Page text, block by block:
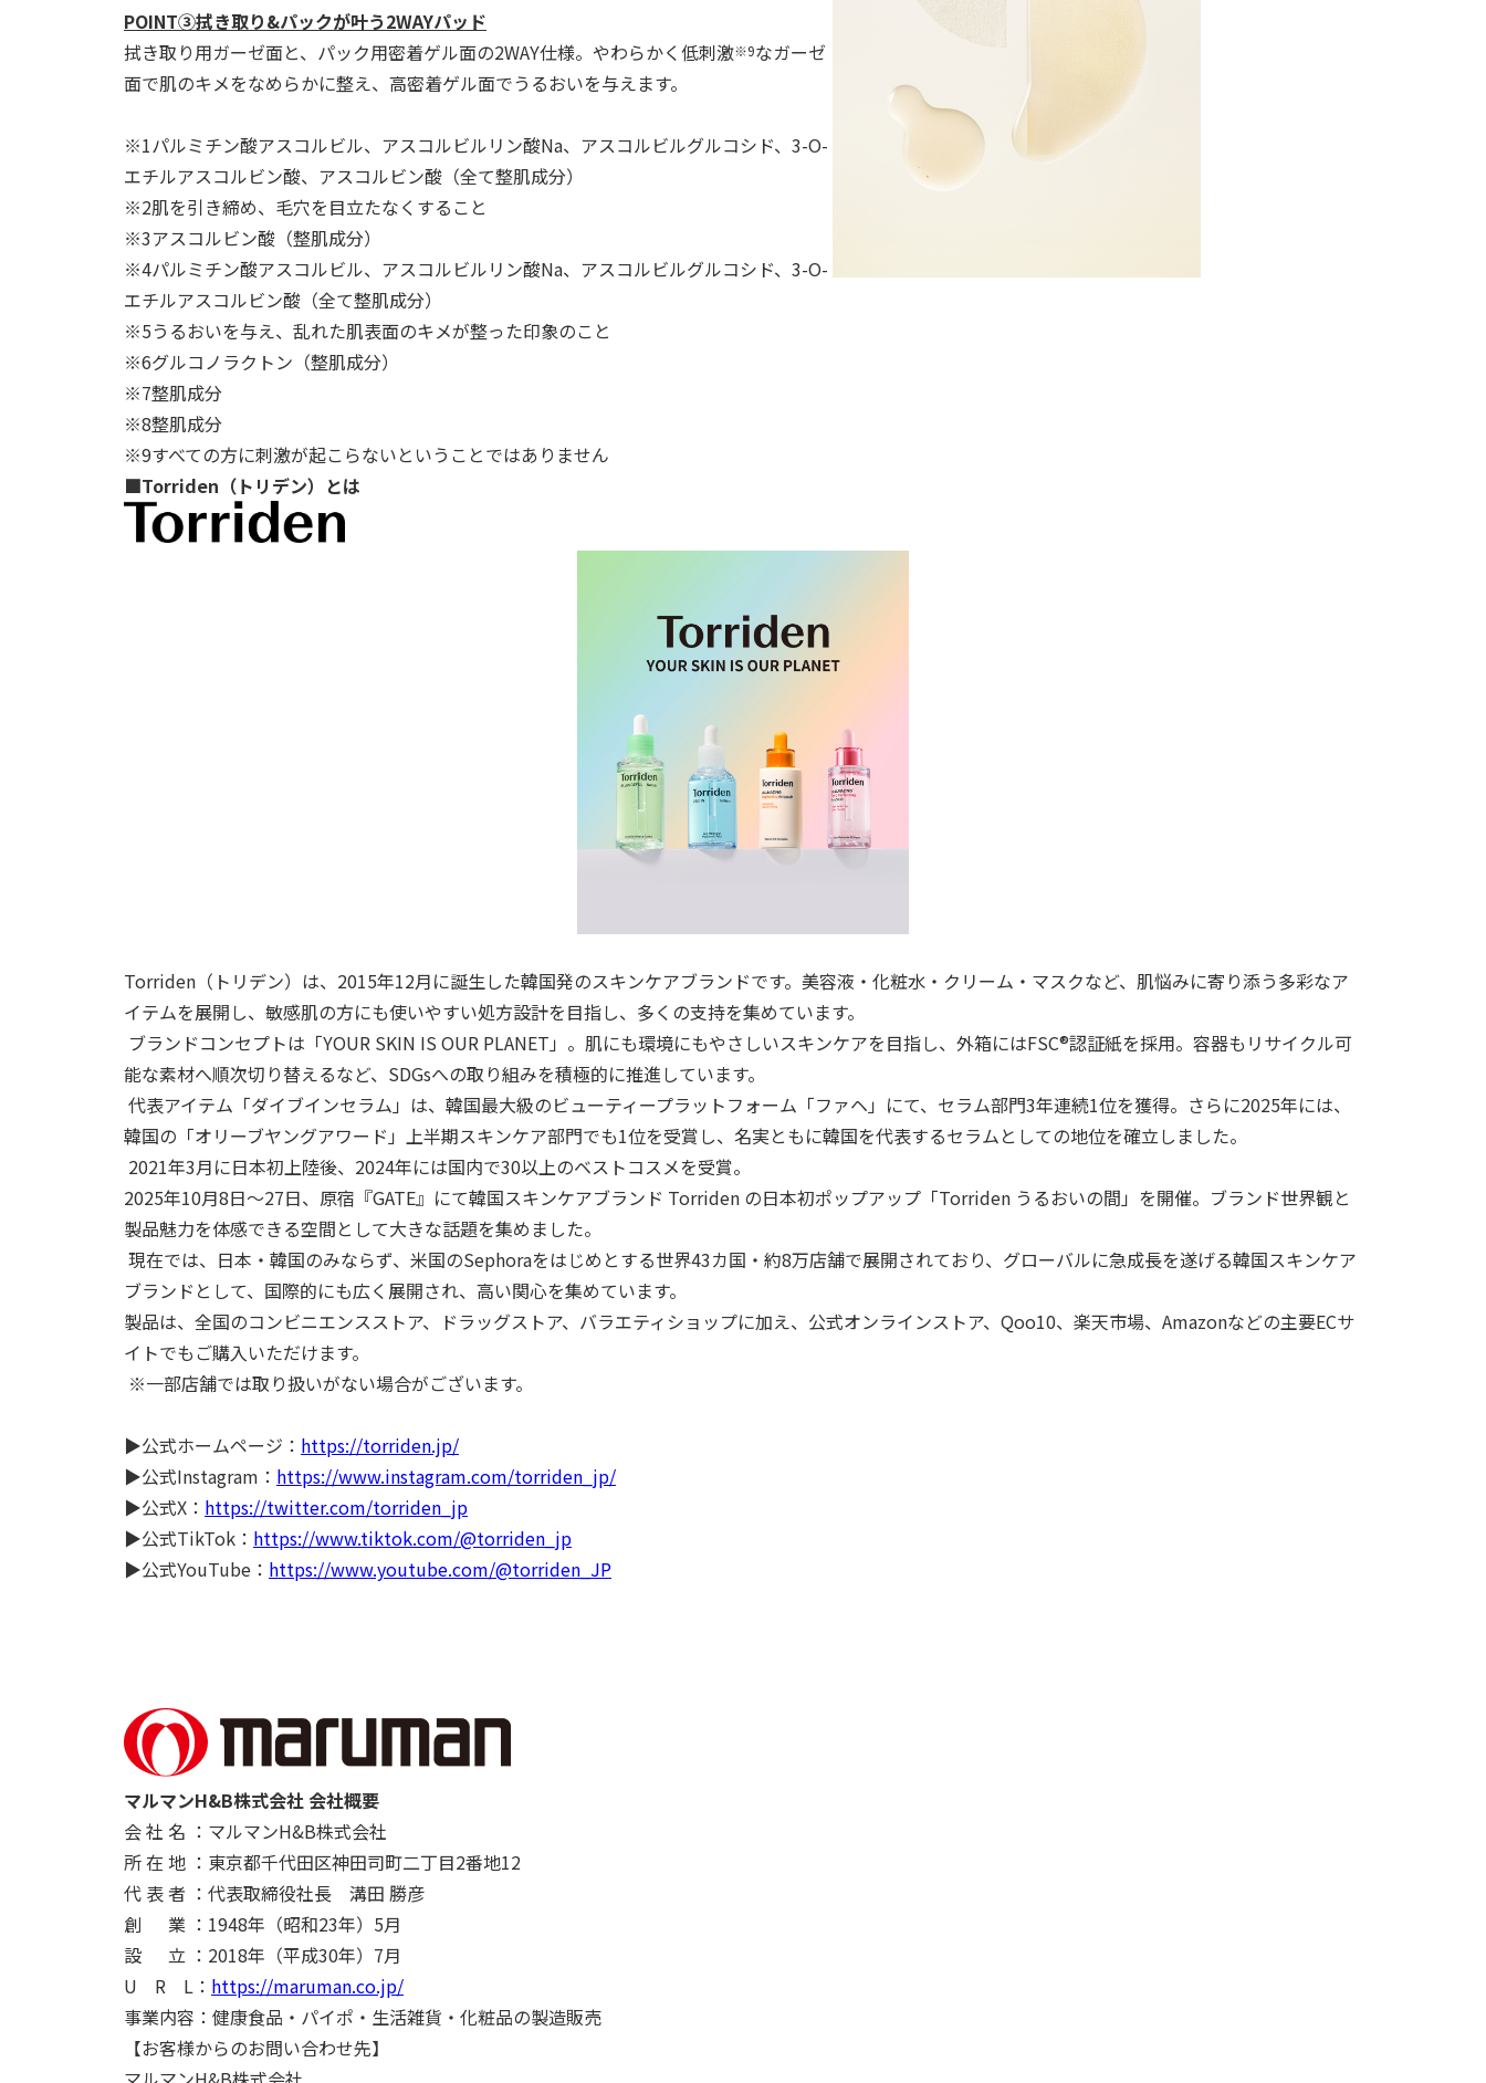
POINT③拭き取り&パックが叶う2WAYパッド
拭き取り用ガーゼ面と、パック用密着ゲル面の2WAY仕様。やわらかく低刺激※9なガーゼ
面で肌のキメをなめらかに整え、高密着ゲル面でうるおいを与えます。
※1パルミチン酸アスコルビル、アスコルビルリン酸Na、アスコルビルグルコシド、 3-O-
エチルアスコルビン酸、アスコルビン酸（全て整肌成分）
※2肌を引き締め、毛穴を目立たなくすること
※3アスコルビン酸（整肌成分）
※4パルミチン酸アスコルビル、アスコルビルリン酸Na、アスコルビルグルコシド、 3-O-
エチルアスコルビン酸（全て整肌成分）
※5うるおいを与え、乱れた肌表面のキメが整った印象のこと
※6グルコノラクトン（整肌成分）
※7整肌成分
※8整肌成分
※9すべての方に刺激が起こらないということではありません
■Torriden （トリデン）とは
Torriden（トリデン）は、 2015年12月に誕生した韓国発のスキンケアブランドです。美容液・化粧水・クリーム・マスクなど、肌悩みに寄り添う多彩なア
イテムを展開し、敏感肌の方にも使いやすい処方設計を目指し、多くの支持を集めています。
ブランドコンセプトは「YOUR SKIN IS OUR PLANET 」。肌にも環境にもやさしいスキンケアを目指し、外箱にはFSC®認証紙を採用。容器もリサイクル可
能な素材へ順次切り替えるなど、 SDGsへの取り組みを積極的に推進しています。
代表アイテム「ダイブインセラム」は、韓国最大級のビューティープラットフォーム「ファヘ」にて、セラム部門3年連続1位を獲得。さらに2025年には、
韓国の「オリーブヤングアワード」上半期スキンケア部門でも1位を受賞し、名実ともに韓国を代表するセラムとしての地位を確立しました。
2021年3月に日本初上陸後、 2024年には国内で30以上のベストコスメを受賞。
2025年10月8日〜27日、原宿『GATE』にて韓国スキンケアブランド Torriden の日本初ポップアップ「Torriden うるおいの間」を開催。ブランド世界観と
製品魅力を体感できる空間として大きな話題を集めました。
現在では、日本・韓国のみならず、米国のSephoraをはじめとする世界43カ国・約8万店舗で展開されており、グローバルに急成長を遂げる韓国スキンケア
ブランドとして、国際的にも広く展開され、高い関心を集めています。
製品は、全国のコンビニエンスストア、ドラッグストア、バラエティショップに加え、公式オンラインストア、 Qoo10、楽天市場、 Amazonなどの主要ECサ
イトでもご購入いただけます。
※一部店舗では取り扱いがない場合がございます。
▶公式ホームページ： https://torriden.jp/
▶公式Instagram ： https://www.instagram.com/torriden_jp/
▶公式X ： https://twitter.com/torriden_jp
▶公式TikTok ： https://www.tiktok.com/@torriden_jp
▶公式YouTube ： https://www.youtube.com/@torriden_JP
マルマンH&B株式会社 会社概要
会 社 名 ：マルマンH&B株式会社
所 在 地 ：東京都千代田区神田司町二丁目2番地12
代 表 者 ：代表取締役社長 溝田 勝彦
創 業 ：1948年（昭和23年）5月
設 立 ：2018年（平成30年）7月
U R L： https://maruman.co.jp/
事業内容：健康食品・パイポ・生活雑貨・化粧品の製造販売
【お客様からのお問い合わせ先】